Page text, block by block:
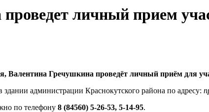
проведет личный прием
Валентина Гречушкина проведёт личный приём для
здании администрации Краснокутского района по адресу:
по телефону 8 (84560) 5-26-53, 5-14-95.